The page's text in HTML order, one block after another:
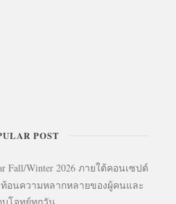
POST
Fall/Winter 2026 ภายใต้คอนเซปต์
ะท้อนความหลากหลายของผู้คนและ